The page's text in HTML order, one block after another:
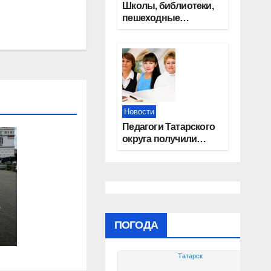
Школы, библиотеки,
пешеходные
«Единой России»
контролируют
работы на
социальных
объектах
Новости
Педагоги Татарского
округа получили
ПОГОДА
Татарск